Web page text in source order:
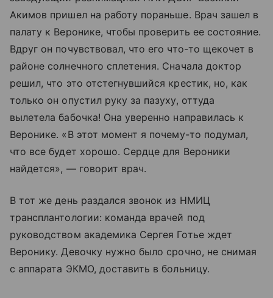
Акимов пришел на работу пораньше. Врач зашел в
палату к Веронике, чтобы проверить ее состояние.
Вдруг он почувствовал, что его что-то щекочет в
районе солнечного сплетения. Сначала доктор
решил, что это отстегнувшийся крестик, но, как
только он опустил руку за пазуху, оттуда
вылетела бабочка! Она уверенно направилась к
Веронике. «В этот момент я почему-то подумал,
что все будет хорошо. Сердце для Вероники
найдется», — говорит врач.
В тот же день раздался звонок из НМИЦ
трансплантологии: команда врачей под
руководством академика Сергея Готье ждет
Веронику. Девочку нужно было срочно, не снимая
с аппарата ЭКМО, доставить в больницу.